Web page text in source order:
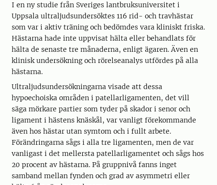
I en ny studie från Sveriges lantbruksuniversitet i
Uppsala ultraljudsundersöktes 116 rid- och travhästar
som var i aktiv träning och bedömdes vara kliniskt friska.
Hästarna hade inte uppvisat hälta eller behandlats för
hälta de senaste tre månaderna, enligt ägaren. Även en
klinisk undersökning och rörelseanalys utfördes på alla
hästarna.
Ultraljudsundersökningarna visade att dessa
hypoechoiska områden i patellarligamenten, det vill
säga mörkare partier som tyder på skador i senor och
ligament i hästens knäskål, var vanligt förekommande
även hos hästar utan symtom och i fullt arbete.
Förändringarna sågs i alla tre ligamenten, men de var
vanligast i det mellersta patellarligamentet och sågs hos
20 procent av hästarna. På gruppnivå fanns inget
samband mellan fynden och grad av asymmetri eller